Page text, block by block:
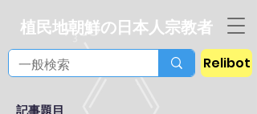
植民地朝鮮の日本人宗教者
Relibot
記事題目